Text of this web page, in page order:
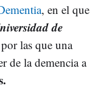
, en el que
de
las que una
de la demencia a